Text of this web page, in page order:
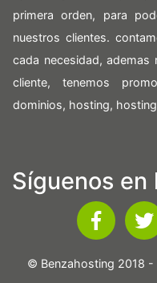
primera orden, para
nuestros clientes.
cada necesidad, ademas
cliente, tenemos
dominios, hosting,
Síguenos en
© Benzahosting 2018 -